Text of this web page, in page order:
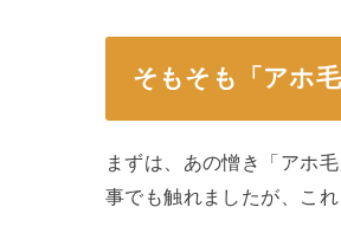
そもそも「アホ
まずは、あの憎き「アホ
事でも触れましたが、こ